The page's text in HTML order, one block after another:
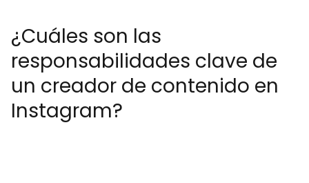
¿Cuáles son las
responsabilidades clave de
un creador de contenido en
Instagram?